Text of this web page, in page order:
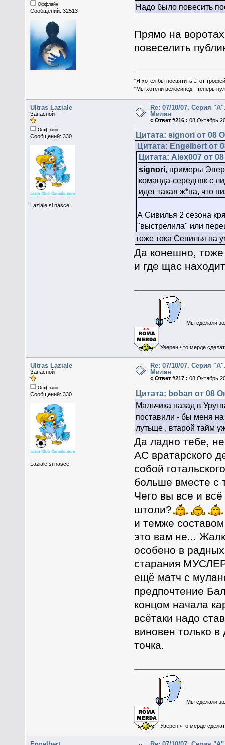
Оффлайн
Сообщений: 32513
Надо было повесить
Прямо на
повеселить
"Я хотел бы посвятить этот
"Мы хотели велосипед - теперь
Ultras Laziale
Запасной
Оффлайн
Сообщений: 330
Laziale si nasce
Re: 07/10/07. Серия
Милан
«Ответ #216 : 08 Октябрь
Цитата: signori от 08
Цитата: Engelbert от
Цитата: Alex007 от
signori, примеры
команда-середняк с
идет такая ж*па, что
А Сивилья 2 сезона
"выстрелила" или
тоже тока Севилья на
Да конешно, тоже
и где щас
Мы сделали
Уверен что мерде
Ultras Laziale
Запасной
Оффлайн
Сообщений: 330
Laziale si nasce
Re: 07/10/07. Серия
Милан
«Ответ #217 : 08 Октябрь
Цитата: boban от 08
Мальчика назад в
поставили - бы меня на
лутьще , втарой тайм
Да ладно тебе,
АС вратарского
собой
больше вместе с
Чего вы все и
штоли?
и темже
это вам не...
особено в
старания
ещё матч с
предпочтение
концом начала
всётаки надо
виновен только
точка.
Мы сделали
Уверен что мерде